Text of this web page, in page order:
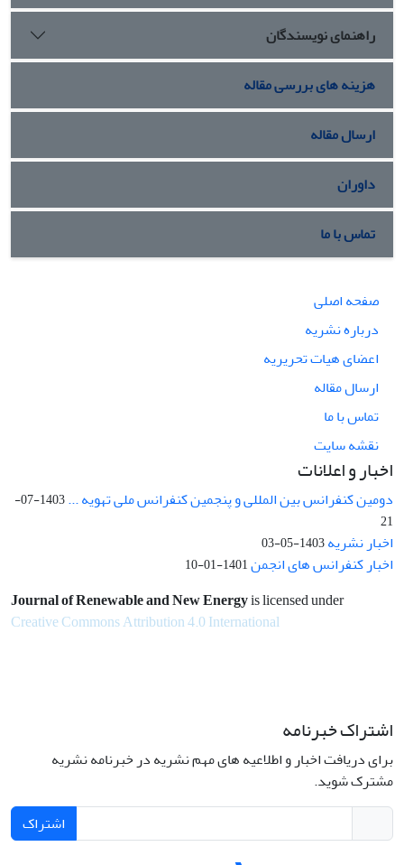
راهنمای نویسندگان
هزینه های بررسی مقاله
ارسال مقاله
داوران
تماس با ما
صفحه اصلی
درباره نشریه
اعضای هیات تحریریه
ارسال مقاله
تماس با ما
نقشه سایت
اخبار و اعلانات
دومین کنفرانس بین المللی و پنجمین کنفرانس ملی تهویه ...
1403-07-
21
اخبار نشریه1403-05-03
اخبار کنفرانس های انجمن1401-01-10
Journal of Renewable and New Energyis licensed under
Creative Commons Attribution 4.0 International
اشتراک خبرنامه
برای دریافت اخبار و اطلاعیه های مهم نشریه در خبرنامه نشریه
مشترک شوید.
اشتراک